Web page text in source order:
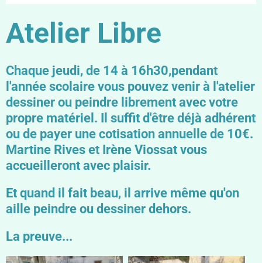
Atelier Libre
Chaque jeudi, de 14 à 16h30,pendant
l'année scolaire vous pouvez venir à l'atelier
dessiner ou peindre librement avec votre
propre matériel. Il suffit d'être déjà adhérent
ou de payer une cotisation annuelle de 10€.
Martine Rives et Irène Viossat vous
accueilleront avec plaisir.
Et quand il fait beau, il arrive même qu'on
aille peindre ou dessiner dehors.
La preuve...